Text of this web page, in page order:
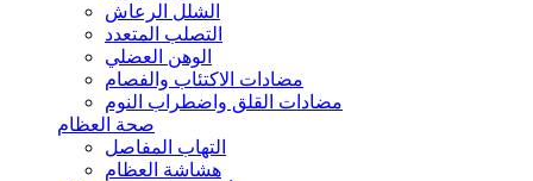
الشلل الرعاش
التصلب المتعدد
الوهن العضلي
مضادات الاكتئاب والفصام
مضادات القلق واضطراب النوم
صحة العظام
التهاب المفاصل
هشاشة العظام